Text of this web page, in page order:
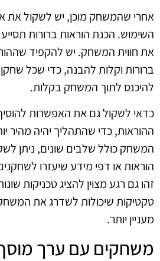
אחרי שהמשחק מוכן, יש לשקול את
השימוש. הכנת הוראות ברורות
את חווית המשחק. יש להקפיד
ברורות וקלות להבנה, כדי שכל
להיכנס לתוך המשחק בקלות.
כדאי לשקול גם את האפשרות
ההוראות, כדי שהתהליך יהיה מהיר
המשחק כולל שלבים שונים, ניתן
הוראות או דפי מידע שיעזרו
זהו גם רגע מצוין להציג טכניקות
טקטיקות שיכולות לשדרג את
מעניין יותר.
משחקים עם ערך